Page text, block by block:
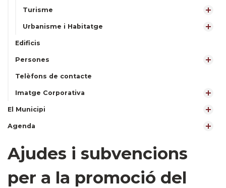
Turisme
Urbanisme i Habitatge
Edificis
Persones
Telèfons de contacte
Imatge Corporativa
El Municipi
Agenda
Ajudes i subvencions
per a la promoció del